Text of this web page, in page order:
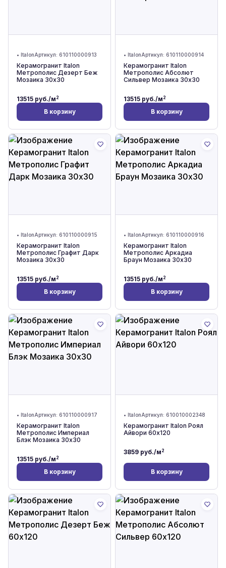
• ItalonАртикул: 610110000913
Керамогранит Italon
Метрополис Дезерт Беж
Мозаика 30x30
13515 руб./м2
В корзину
• ItalonАртикул: 610110000914
Керамогранит Italon
Метрополис Абсолют
Сильвер Мозаика 30x30
13515 руб./м2
В корзину
• ItalonАртикул: 610110000915
Керамогранит Italon
Метрополис Графит Дарк
Мозаика 30x30
13515 руб./м2
В корзину
• ItalonАртикул: 610110000916
Керамогранит Italon
Метрополис Аркадиа
Браун Мозаика 30x30
13515 руб./м2
В корзину
• ItalonАртикул: 610110000917
Керамогранит Italon
Метрополис Империал
Блэк Мозаика 30x30
13515 руб./м2
В корзину
• ItalonАртикул: 610010002348
Керамогранит Italon Рoял
Айвори 60x120
3859 руб./м2
В корзину